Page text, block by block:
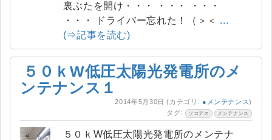
裏ぶたを開け・・・ ・・・ ・・・
・・・ ドライバー忘れた！（＞＜ ...
(⇒記事を読む)
５０ｋW低圧太陽光発電所のメ
ンテナンス１
2014年5月30日 (カテゴリ: ●メンテナンス)
タグ:
ソコデス メンテナンス
５０ｋW低圧太陽光発電所のメンテナ